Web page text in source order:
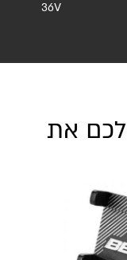
36V
לכם את